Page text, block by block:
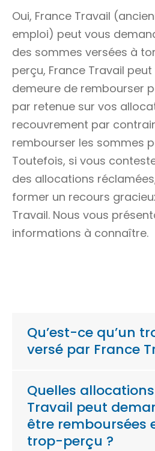
Oui, France Travail
emploi) peut vous
des sommes versées à
perçu, France Travail peut
demeure de rembourser
par retenue sur vos
recouvrement par
rembourser les sommes
Toutefois, si vous
des allocations
former un recours
Travail. Nous vous
informations à connaître.
Qu’est-ce qu’un
versé par France
Quelles
Travail peut
être remboursées
trop-perçu ?